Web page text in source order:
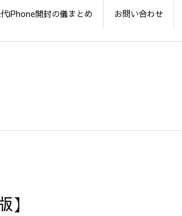
iPhone開封の儀まとめ お問い合わせ